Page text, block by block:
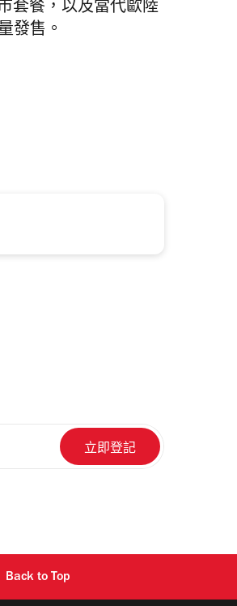
套餐，以及當代歐陸
發售。
Back to Top